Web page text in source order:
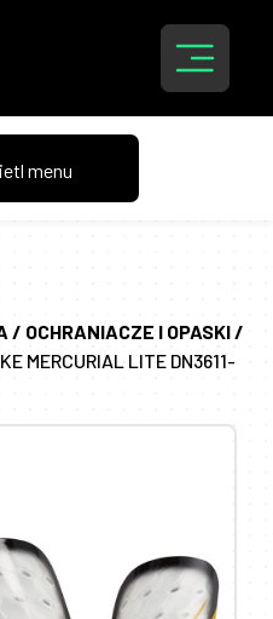
/ OCHRANIACZE I OPASKI /
MERCURIAL LITE DN3611-